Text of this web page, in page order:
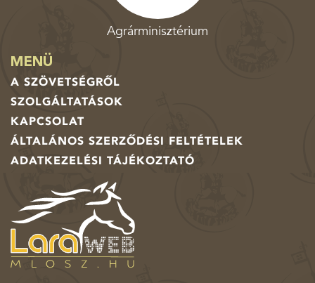
Agrárminisztérium
MENÜ
A SZÖVETSÉGRŐL
SZOLGÁLTATÁSOK
KAPCSOLAT
ÁLTALÁNOS SZERZŐDÉSI FELTÉTELEK
ADATKEZELÉSI TÁJÉKOZTATÓ